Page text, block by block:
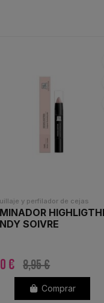
y perfilador de cejas
SOIVRE
€ 8,95 €
Comprar